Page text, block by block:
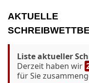
AKTUELLE
Liste aktueller
Derzeit haben wir
für Sie